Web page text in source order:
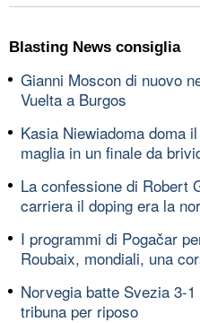
Blasting News consiglia
Gianni Moscon di nuovo
Vuelta a Burgos
Kasia Niewiadoma doma
maglia in un finale da
La confessione di Robert
carriera il doping era la
I programmi di Pogačar
Roubaix, mondiali, una
Norvegia batte Svezia 3-
tribuna per riposo